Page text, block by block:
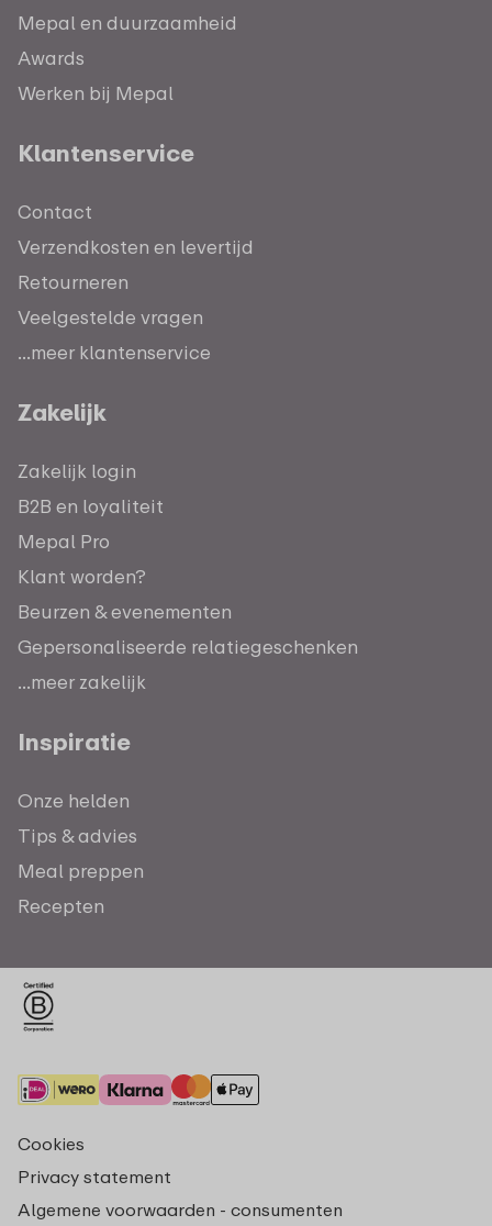
Mepal en duurzaamheid
Awards
Werken bij Mepal
Klantenservice
Contact
Verzendkosten en levertijd
Retourneren
Veelgestelde vragen
...meer klantenservice
Zakelijk
Zakelijk login
B2B en loyaliteit
Mepal Pro
Klant worden?
Beurzen & evenementen
Gepersonaliseerde relatiegeschenken
...meer zakelijk
Inspiratie
Onze helden
Tips & advies
Meal preppen
Recepten
Cookies
Privacy statement
Algemene voorwaarden - consumenten